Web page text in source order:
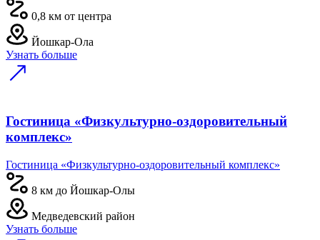
0,8 км от центра
Йошкар-Ола
Узнать больше
Гостиница «Физкультурно-оздоровительный
комплекс»
Гостиница «Физкультурно-оздоровительный комплекс»
8 км до Йошкар-Олы
Медведевский район
Узнать больше